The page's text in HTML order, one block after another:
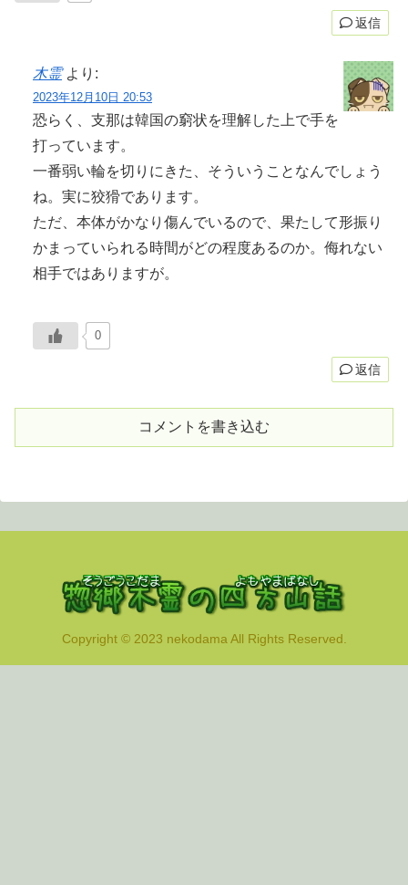
返信
木霊 より:
2023年12月10日 20:53
恐らく、支那は韓国の窮状を理解した上で手を
打っています。
一番弱い輪を切りにきた、そういうことなんでしょう
ね。実に狡猾であります。
ただ、本体がかなり傷んでいるので、果たして形振り
かまっていられる時間がどの程度あるのか。侮れない
相手ではありますが。
0
返信
コメントを書き込む
Copyright © 2023 nekodama All Rights Reserved.